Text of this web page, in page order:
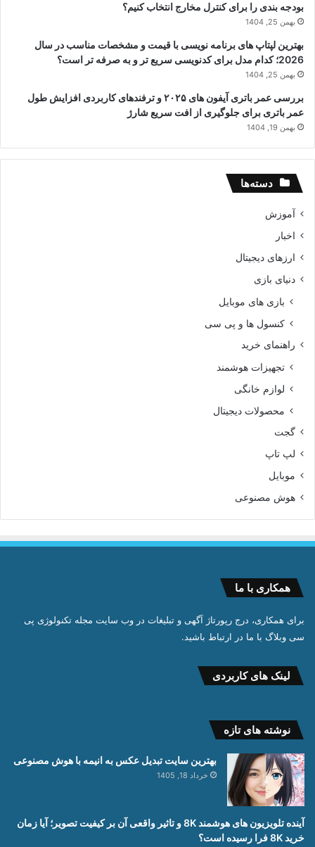
بودجه بندی را برای کنترل مخارج انتخاب کنیم؟
بهمن 25, 1404
بهترین لپتاپ های برنامه نویسی با قیمت و مشخصات مناسب در سال
2026؛ کدام مدل برای کدنویسی سریع تر و به صرفه تر است؟
بهمن 25, 1404
بررسی عمر باتری آیفون های ۲۰۲۵ و ترفندهای کاربردی افزایش طول
عمر باتری برای جلوگیری از افت سریع شارژ
بهمن 19, 1404
دسته‌ها
آموزش
اخبار
ارزهای دیجیتال
دنیای بازی
بازی های موبایل
کنسول ها و پی سی
راهنمای خرید
تجهیزات هوشمند
لوازم خانگی
محصولات دیجیتال
گجت
لپ تاپ
موبایل
هوش مصنوعی
همکاری با ما
برای همکاری، درج رپورتاژ آگهی و تبلیغات در وب سایت مجله تکنولوژی پی
سی وبلاگ با ما در ارتباط باشید.
لینک های کاربردی
نوشته های تازه
بهترین سایت تبدیل عکس به انیمه با هوش مصنوعی
خرداد 18, 1405
آینده تلویزیون های هوشمند 8K و تاثیر واقعی آن بر کیفیت تصویر؛ آیا زمان
خرید 8K فرا رسیده است؟